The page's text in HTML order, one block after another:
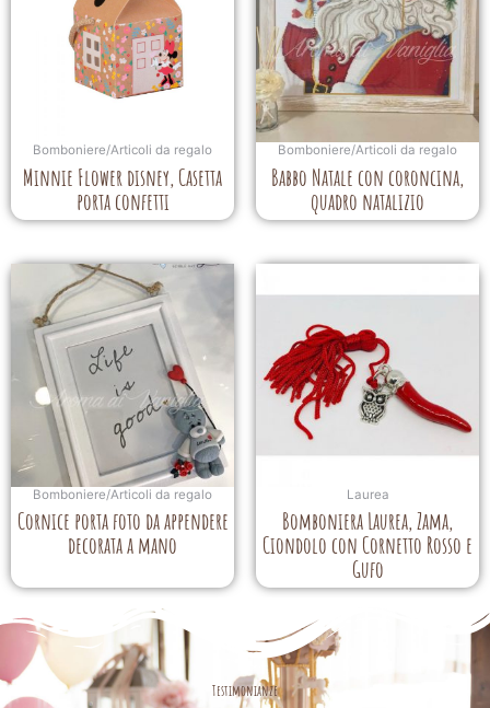
Bomboniere/Articoli da regalo
Minnie Flower disney, Casetta
porta confetti
Bomboniere/Articoli da regalo
Babbo Natale con coroncina,
quadro natalizio
Bomboniere/Articoli da regalo
Cornice porta foto da appendere
decorata a mano
Laurea
Bomboniera Laurea, Zama,
Ciondolo con Cornetto Rosso e
Gufo
Testimonianze